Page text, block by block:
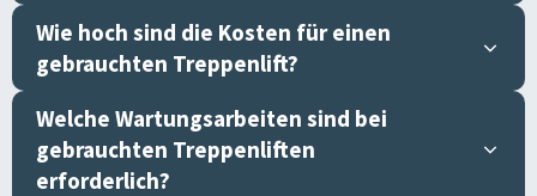
Wie hoch sind die Kosten für einen
gebrauchten Treppenlift?
Welche Wartungsarbeiten sind bei
gebrauchten Treppenliften
erforderlich?